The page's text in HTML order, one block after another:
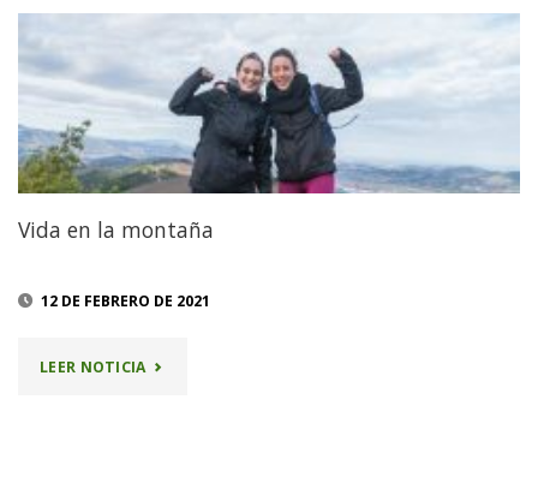
EUSKADI
IRRATIA"
Vida en la montaña
12 DE FEBRERO DE 2021
LEER NOTICIA"VIDA